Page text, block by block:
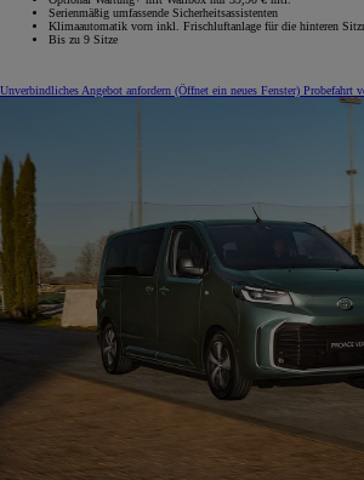
Serienmäßig umfassende Sicherheitsassistenten
Klimaautomatik vorn inkl. Frischluftanlage für die hinteren
Bis zu 9 Sitze
Unverbindliches Angebot anfordern (Öffnet ein neues Fenster) Probefahrt